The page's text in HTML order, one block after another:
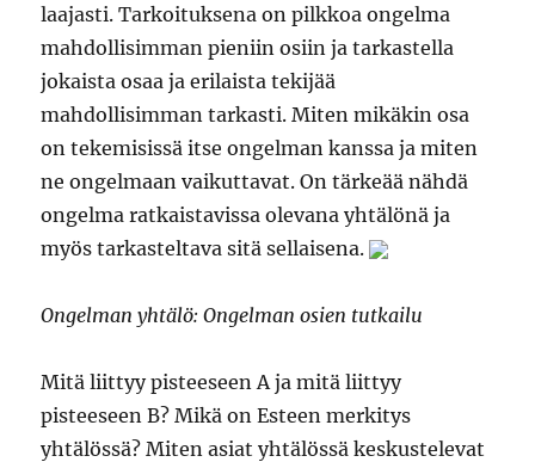
laajasti. Tarkoituksena on pilkkoa ongelma
mahdollisimman pieniin osiin ja tarkastella
jokaista osaa ja erilaista tekijää
mahdollisimman tarkasti. Miten mikäkin osa
on tekemisissä itse ongelman kanssa ja miten
ne ongelmaan vaikuttavat. On tärkeää nähdä
ongelma ratkaistavissa olevana yhtälönä ja
myös tarkasteltava sitä sellaisena.
Ongelman yhtälö: Ongelman osien tutkailu
Mitä liittyy pisteeseen A ja mitä liittyy
pisteeseen B? Mikä on Esteen merkitys
yhtälössä? Miten asiat yhtälössä keskustelevat